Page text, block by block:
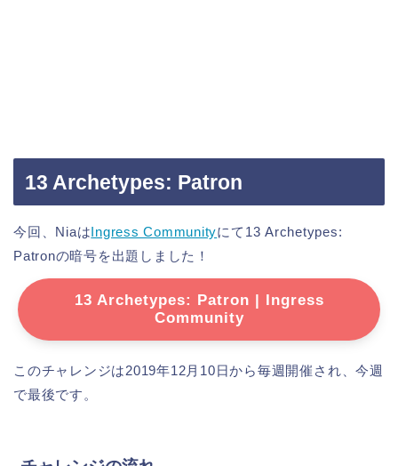
13 Archetypes: Patron
今回、NiaはIngress Communityにて13 Archetypes:
Patronの暗号を出題しました！
13 Archetypes: Patron | Ingress
Community
このチャレンジは2019年12月10日から毎週開催され、今週
で最後です。